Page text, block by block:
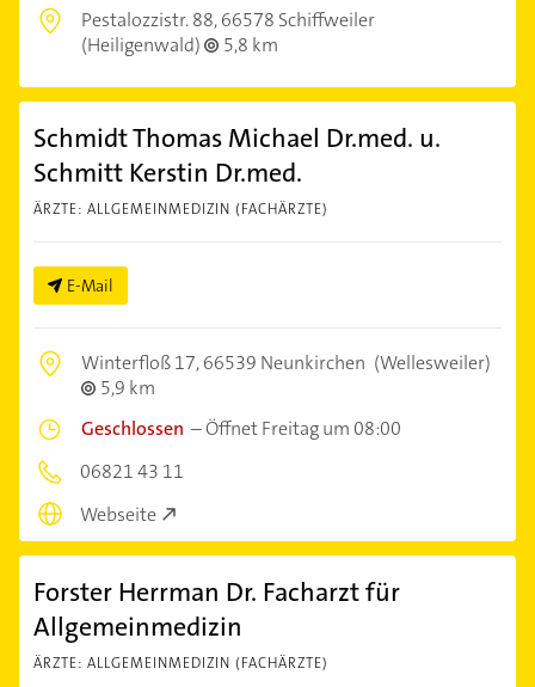
Pestalozzistr. 88,66578 Schiffweiler
(Heiligenwald)
5,8 km
Schmidt Thomas Michael Dr.med. u.
Schmitt Kerstin Dr.med.
ÄRZTE: ALLGEMEINMEDIZIN (FACHÄRZTE)
E-Mail
Winterfloß 17,66539 Neunkirchen (Wellesweiler)
5,9 km
Geschlossen –Öffnet Freitag um 08:00
06821 43 11
Webseite
Forster Herrman Dr. Facharzt für
Allgemeinmedizin
ÄRZTE: ALLGEMEINMEDIZIN (FACHÄRZTE)